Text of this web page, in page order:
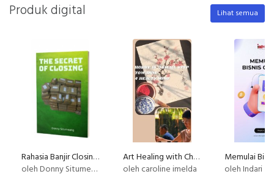
Produk digital Lihat semua
Rahasia Banjir Closing Setiap Hari
oleh Donny Situmeang
Art Healing with Chinese Painting - 2nd Basic Stroke of Chinese Painting : Plum Blossom
oleh caroline imelda
Memulai
oleh Indari